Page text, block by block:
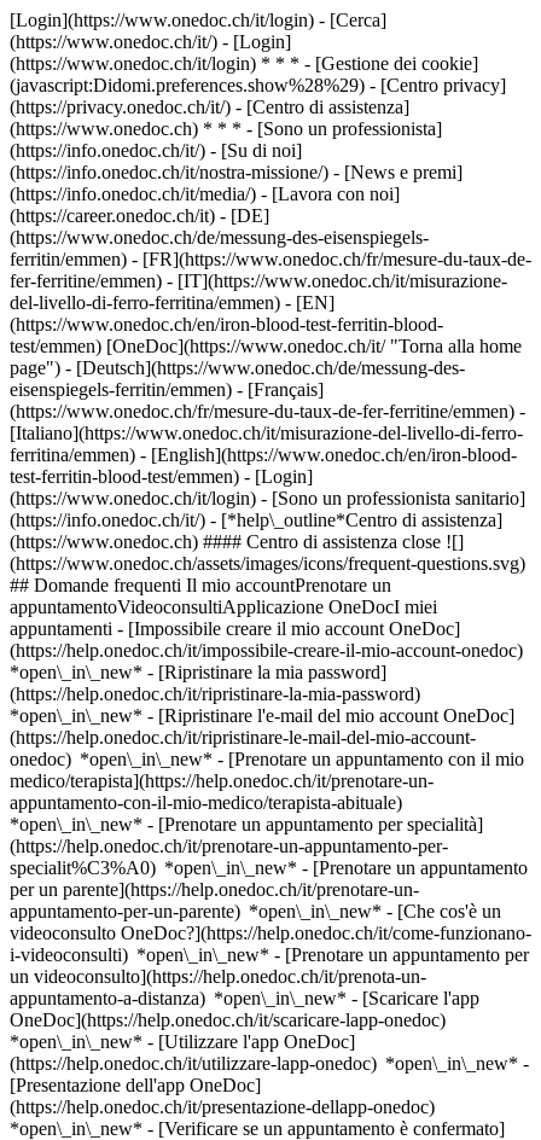
[Login](https://www.onedoc.ch/it/login) - [Cerca]
(https://www.onedoc.ch/it/) - [Login]
(https://www.onedoc.ch/it/login) * * * - [Gestione dei cookie]
(javascript:Didomi.preferences.show%28%29) - [Centro privacy]
(https://privacy.onedoc.ch/it/) - [Centro di assistenza]
(https://www.onedoc.ch) * * * - [Sono un professionista]
(https://info.onedoc.ch/it/) - [Su di noi]
(https://info.onedoc.ch/it/nostra-missione/) - [News e premi]
(https://info.onedoc.ch/it/media/) - [Lavora con noi]
(https://career.onedoc.ch/it) - [DE]
(https://www.onedoc.ch/de/messung-des-eisenspiegels-
ferritin/emmen) - [FR](https://www.onedoc.ch/fr/mesure-du-taux-de-
fer-ferritine/emmen) - [IT](https://www.onedoc.ch/it/misurazione-
del-livello-di-ferro-ferritina/emmen) - [EN]
(https://www.onedoc.ch/en/iron-blood-test-ferritin-blood-
test/emmen) [OneDoc](https://www.onedoc.ch/it/ "Torna alla home
page") - [Deutsch](https://www.onedoc.ch/de/messung-des-
eisenspiegels-ferritin/emmen) - [Français]
(https://www.onedoc.ch/fr/mesure-du-taux-de-fer-ferritine/emmen) -
[Italiano](https://www.onedoc.ch/it/misurazione-del-livello-di-ferro-
ferritina/emmen) - [English](https://www.onedoc.ch/en/iron-blood-
test-ferritin-blood-test/emmen) - [Login]
(https://www.onedoc.ch/it/login) - [Sono un professionista sanitario]
(https://info.onedoc.ch/it/) - [*help\_outline*Centro di assistenza]
(https://www.onedoc.ch) #### Centro di assistenza close ![]
(https://www.onedoc.ch/assets/images/icons/frequent-questions.svg)
## Domande frequenti Il mio accountPrenotare un
appuntamentoVideoconsultiApplicazione OneDocI miei
appuntamenti - [Impossibile creare il mio account OneDoc]
(https://help.onedoc.ch/it/impossibile-creare-il-mio-account-onedoc)
*open\_in\_new* - [Ripristinare la mia password]
(https://help.onedoc.ch/it/ripristinare-la-mia-password)
*open\_in\_new* - [Ripristinare l'e-mail del mio account OneDoc]
(https://help.onedoc.ch/it/ripristinare-le-mail-del-mio-account-
onedoc) *open\_in\_new* - [Prenotare un appuntamento con il mio
medico/terapista](https://help.onedoc.ch/it/prenotare-un-
appuntamento-con-il-mio-medico/terapista-abituale)
*open\_in\_new* - [Prenotare un appuntamento per specialità]
(https://help.onedoc.ch/it/prenotare-un-appuntamento-per-
specialit%C3%A0) *open\_in\_new* - [Prenotare un appuntamento
per un parente](https://help.onedoc.ch/it/prenotare-un-
appuntamento-per-un-parente) *open\_in\_new* - [Che cos'è un
videoconsulto OneDoc?](https://help.onedoc.ch/it/come-funzionano-
i-videoconsulti) *open\_in\_new* - [Prenotare un appuntamento per
un videoconsulto](https://help.onedoc.ch/it/prenota-un-
appuntamento-a-distanza) *open\_in\_new* - [Scaricare l'app
OneDoc](https://help.onedoc.ch/it/scaricare-lapp-onedoc)
*open\_in\_new* - [Utilizzare l'app OneDoc]
(https://help.onedoc.ch/it/utilizzare-lapp-onedoc) *open\_in\_new* -
[Presentazione dell'app OneDoc]
(https://help.onedoc.ch/it/presentazione-dellapp-onedoc)
*open\_in\_new* - [Verificare se un appuntamento è confermato](https://help.onedoc.ch/it/verificare-se-un-appuntamento-%C3%A8-confermato) *open\_in\_new* - [Annullare un appuntamento prenotato online su OneDoc](https://help.onedoc.ch/it/annullare-un-appuntamento-prenotato-online-su-onedoc) *open\_in\_new* - [Non ho ricevuto la conferma dell'appuntamento](https://help.onedoc.ch/it/non-ho-ricevuto-la-conferma-dellappuntamento) *open\_in\_new* [Vedi tutti i nostri articoli *open\_in\_new*](https://help.onedoc.ch/it/) close ## Modifica la ricerca ![Casa con segno più che indica che la consultazione può essere effettuata in sede](https://www.onedoc.ch/assets/images/icons/on-site.svg) In loco ![Fotocamera con simbolo play che indica che la consultazione può essere effettuata a distanza in video](https://www.onedoc.ch/assets/images/icons/remote.svg) A distanza Cerca #### Specialità #### Professionisti #### Istituti edit Misurazione del livello di ferro | Ferritina a Emmen tune Filtra per Nuovo paziente*keyboard\_arrow\_down* - Accettato*check\_circle* Lingua parlata*keyboard\_arrow\_down* - Croato*check\_circle* - Francese*check\_circle* - Inglese*check\_circle* - Italiano*check\_circle* - Persiano*check\_circle* - Rumeno*check\_circle* - Spagnolo*check\_circle* - Tedesco*check\_circle* - Ungherese*check\_circle* Sesso*keyboard\_arrow\_down* - Donna*check\_circle* - Uomo*check\_circle* Disponibilità*keyboard\_arrow\_down* - Disponibile oggi*check\_circle* - Entro i prossimi 3 giorni*check\_circle* - Entro i prossimi 7 giorni*check\_circle* - Entro i prossimi 14 giorni*check\_circle* # __Misurazione del livello di ferro | Ferritina__ a __Emmen__: prenota il tuo appuntamento online oggi ## 8 risultati a Emmen [![Dr.ssa med. Stefanie Theuer, medico generico a Emmen](https://assets.onedoc.ch/images/users/36aea40d939cebd6824f01ca32947dd362dd85d5ae8fab8af089353d11e56d62-small.png "Dr.ssa med. Stefanie Theuer, medico generico a Emmen")](https://www.onedoc.ch/it/medico-generico/emmen/pc3b4/dr-med-stefanie-theuer) ### [Dr.ssa med. Stefanie Theuer](https://www.onedoc.ch/it/medico-generico/emmen/pc3b4/dr-med-stefanie-theuer) ![Badge che indica un profilo verificato](https://www.onedoc.ch/assets/images/icons/checkmark.svg) [Medico generico](https://www.onedoc.ch/it/medico-generico/emmen) [Seetal Docs](https://www.onedoc.ch/it/studio-medico/emmen/ebcz6/seetal-docs) Seetalstrasse 11 6020 Emmen ![Icona paziente con segno più che indica che il professionista accetta nuovi pazienti](https://www.onedoc.ch/assets/images/icons/new-patients.svg)Accetta nuovi pazienti [Prenota un appuntamento](https://www.onedoc.ch/it/medico-generico/emmen/pc3b4/dr-med-stefanie-theuer) Competenze: Misurazione del livello di ferro | Ferritina, [Controllo annuale](https://www.onedoc.ch/it/controllo-annuale/emmen), [Controllo del libretto di vaccinazione](https://www.onedoc.ch/it/controllo-del-libretto-di-vaccinazione/emmen), [Terapia infusionale | IV therapy](https://www.onedoc.ch/it/terapia-infusionale-iv-therapy/emmen), [Cura delle ferite](https://www.onedoc.ch/it/cura-delle-ferite/emmen), [Febbre | Influenza | Sintomi influenzali | Raffreddore](https://www.onedoc.ch/it/febbre-influenza-sintomi-influenzali-raffreddore/emmen), [Test della vitamina D](https://www.onedoc.ch/it/test-della-vitamina-d/emmen), [Misurazione della glicemia](https://www.onedoc.ch/it/misurazione-della-glicemia/emmen), [Misurazione del colesterolo](https://www.onedoc.ch/it/misurazione-del-colesterolo/emmen)Vedi di più *chevron\_left* lun 03 ago *chevron\_right* Vedi più appuntamenti *error\_outline* Si è verificato un errore durante il caricamento della disponibilità [Riprova](https://www.onedoc.ch) Competenze: Misurazione del livello di ferro | Ferritina, [Controllo annuale](https://www.onedoc.ch/it/controllo-annuale/emmen), [Controllo del libretto di vaccinazione](https://www.onedoc.ch/it/controllo-del-libretto-di-vaccinazione/emmen), [Terapia infusionale | IV therapy](https://www.onedoc.ch/it/terapia-infusionale-iv-therapy/emmen), [Cura delle ferite](https://www.onedoc.ch/it/cura-delle-ferite/emmen), [Febbre | Influenza | Sintomi influenzali | Raffreddore](https://www.onedoc.ch/it/febbre-influenza-sintomi-influenzali-raffreddore/emmen), [Test della vitamina D](https://www.onedoc.ch/it/test-della-vitamina-d/emmen), [Misurazione della glicemia](https://www.onedoc.ch/it/misurazione-della-glicemia/emmen), [Misurazione del colesterolo](https://www.onedoc.ch/it/misurazione-del-colesterolo/emmen)Vedi di più [![Dr. med. Christian Prawitz, medico generico a Emmen](https://assets.onedoc.ch/images/users/fe309d52ef57fe5c86c2102428a0ac550aa7b9f14f728ce045c4e5446e5c3e67-small.jpg "Dr. med. Christian Prawitz, medico generico a Emmen")](https://www.onedoc.ch/it/medico-generico/emmen/pcxfc/dr-med-christian-prawitz) ### [Dr. med. Christian Prawitz](https://www.onedoc.ch/it/medico-generico/emmen/pcxfc/dr-med-christian-prawitz) ![Badge che indica un profilo verificato](https://www.onedoc.ch/assets/images/icons/checkmark.svg) [Medico generico](https://www.onedoc.ch/it/medico-generico/emmen) [Seetal Docs](https://www.onedoc.ch/it/studio-medico/emmen/ebcz6/seetal-docs) Seetalstrasse 11 6020 Emmen ![Icona paziente con segno più che indica che il professionista accetta nuovi pazienti](https://www.onedoc.ch/assets/images/icons/new-patients.svg)Accetta nuovi pazienti [Prenota un appuntamento](https://www.onedoc.ch/it/medico-generico/emmen/pcxfc/dr-med-christian-prawitz) Competenze: Misurazione del livello di ferro | Ferritina, [Controllo annuale](https://www.onedoc.ch/it/controllo-annuale/emmen), [Febbre | Influenza | Sintomi influenzali | Raffreddore](https://www.onedoc.ch/it/febbre-influenza-sintomi-influenzali-raffreddore/emmen), [Controllo del libretto di vaccinazione](https://www.onedoc.ch/it/controllo-del-libretto-di-vaccinazione/emmen), [Infezione delle vie urinarie | Cistite (IVU)](https://www.onedoc.ch/it/infezione-delle-vie-urinarie-cistite-ivu/emmen), [Misurazione della pressione sanguigna (arteriosa)](https://www.onedoc.ch/it/misurazione-della-pressione-sanguigna-arteriosa/emmen), [Test della vitamina D](https://www.onedoc.ch/it/test-della-vitamina-d/emmen), [Cura delle ferite](https://www.onedoc.ch/it/cura-delle-ferite/emmen), [Misurazione della glicemia](https://www.onedoc.ch/it/misurazione-della-glicemia/emmen)Vedi di più *chevron\_left* lun 03 ago *chevron\_right* Vedi più appuntamenti *error\_outline* Si è verificato un errore durante il caricamento della disponibilità [Riprova](https://www.onedoc.ch) Competenze: Misurazione del livello di ferro | Ferritina, [Controllo annuale](https://www.onedoc.ch/it/controllo-annuale/emmen), [Febbre | Influenza | Sintomi influenzali | Raffreddore](https://www.onedoc.ch/it/febbre-influenza-sintomi-influenzali-raffreddore/emmen), [Controllo del libretto di vaccinazione](https://www.onedoc.ch/it/controllo-del-libretto-di-vaccinazione/emmen), [Infezione delle vie urinarie | Cistite (IVU)](https://www.onedoc.ch/it/infezione-delle-vie-urinarie-cistite-ivu/emmen), [Misurazione della pressione sanguigna (arteriosa)](https://www.onedoc.ch/it/misurazione-della-pressione-sanguigna-arteriosa/emmen), [Test della vitamina D](https://www.onedoc.ch/it/test-della-vitamina-d/emmen), [Cura delle ferite](https://www.onedoc.ch/it/cura-delle-ferite/emmen), [Misurazione della glicemia](https://www.onedoc.ch/it/misurazione-della-glicemia/emmen)Vedi di più [![Dr.ssa med. Amineh Solberg, medico generico a Emmen](https://assets.onedoc.ch/images/users/c841b8ea1a7078a8f4d6ad8bb95cbf1fc7918498b0d9211745fbcbe0583b631f-small.jpg "Dr.ssa med. Amineh Solberg, medico generico a Emmen")](https://www.onedoc.ch/it/medico-generico/emmen/pcxfb/dr-med-amineh-solberg) ### [Dr.ssa med. Amineh Solberg](https://www.onedoc.ch/it/medico-generico/emmen/pcxfb/dr-med-amineh-solberg) ![Badge che indica un profilo verificato](https://www.onedoc.ch/assets/images/icons/checkmark.svg) [Medico generico](https://www.onedoc.ch/it/medico-generico/emmen) [Seetal Docs](https://www.onedoc.ch/it/studio-medico/emmen/ebcz6/seetal-docs) Seetalstrasse 11 6020 Emmen ![Icona paziente con segno più che indica che il professionista accetta nuovi pazienti](https://www.onedoc.ch/assets/images/icons/new-patients.svg)Accetta nuovi pazienti [Prenota un appuntamento](https://www.onedoc.ch/it/medico-generico/emmen/pcxfb/dr-med-amineh-solberg) Competenze: Misurazione del livello di ferro | Ferritina, [Iniezione di tossina botulinica](https://www.onedoc.ch/it/iniezione-di-tossina-botulinica/emmen), [Controllo annuale](https://www.onedoc.ch/it/controllo-annuale/emmen), [Febbre | Influenza | Sintomi influenzali | Raffreddore](https://www.onedoc.ch/it/febbre-influenza-sintomi-influenzali-raffreddore/emmen), [Controllo del libretto di vaccinazione](https://www.onedoc.ch/it/controllo-del-libretto-di-vaccinazione/emmen), [Infezione delle vie urinarie | Cistite (IVU)](https://www.onedoc.ch/it/infezione-delle-vie-urinarie-cistite-ivu/emmen), [Test della vitamina D](https://www.onedoc.ch/it/test-della-vitamina-d/emmen), [Misurazione della glicemia](https://www.onedoc.ch/it/misurazione-della-glicemia/emmen), [Misurazione del colesterolo](https://www.onedoc.ch/it/misurazione-del-colesterolo/emmen)Vedi di più *chevron\_left* lun 03 ago *chevron\_right* Vedi più appuntamenti *error\_outline* Si è verificato un errore durante il caricamento della disponibilità [Riprova](https://www.onedoc.ch) Competenze: Misurazione del livello di ferro | Ferritina, [Iniezione di tossina botulinica](https://www.onedoc.ch/it/iniezione-di-tossina-botulinica/emmen), [Controllo annuale](https://www.onedoc.ch/it/controllo-annuale/emmen), [Febbre | Influenza | Sintomi influenzali | Raffreddore](https://www.onedoc.ch/it/febbre-influenza-sintomi-influenzali-raffreddore/emmen), [Controllo del libretto di vaccinazione](https://www.onedoc.ch/it/controllo-del-libretto-di-vaccinazione/emmen), [Infezione